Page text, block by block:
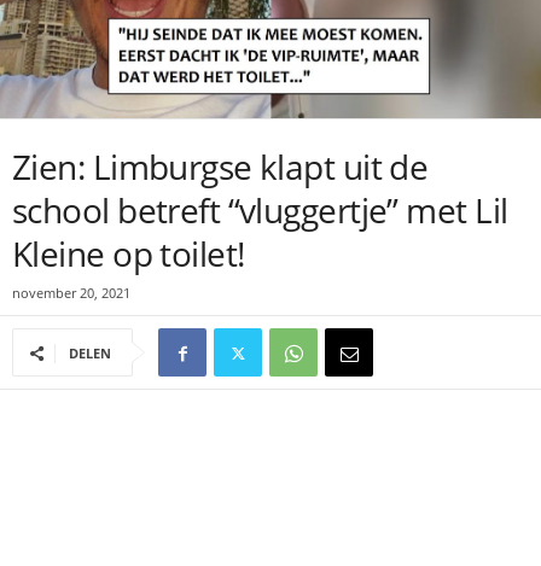
Zien: Limburgse klapt uit de
school betreft “vluggertje” met Lil
Kleine op toilet!
november 20, 2021
DELEN